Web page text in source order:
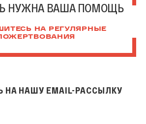
НУЖНА ВАША ПОМОЩЬ
НА РЕГУЛЯРНЫЕ
НАШУ EMAIL-РАССЫЛКУ
Email-рассылку